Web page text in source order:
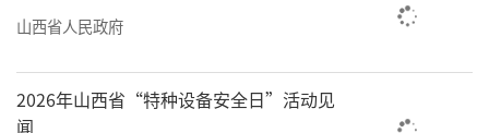
山西省人民政府
2026年山西省“特种设备安全日”活动见
闻